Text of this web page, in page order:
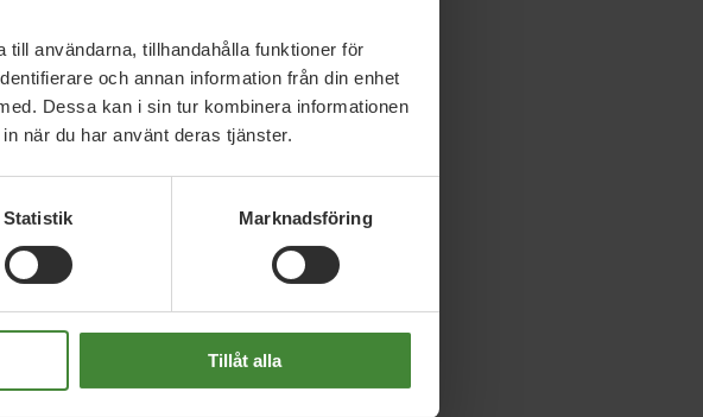
användarna, tillhandahålla funktioner för
och annan information från din enhet
Dessa kan i sin tur kombinera informationen
när du har använt deras tjänster.
Statistik Marknadsföring
Tillåt alla
Men trots
mellan
för hur
i nära
som
relationer-
eller blir
personer